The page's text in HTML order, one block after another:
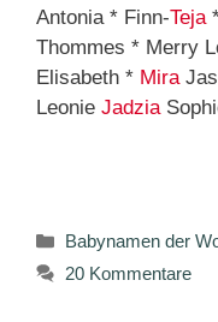
Antonia * Finn-Teja*
Thommes * Merry
Elisabeth * Mira
Leonie Jadzia
Kategorien
Babynamen der
20 Kommentare